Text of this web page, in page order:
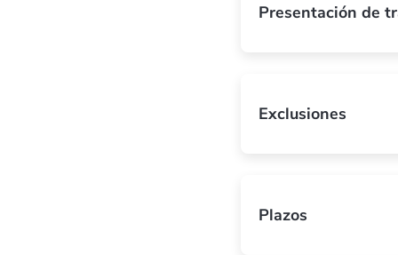
Presentación de
Exclusiones
Plazos